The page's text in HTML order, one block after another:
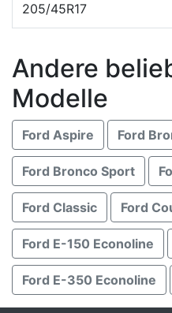
205/45R17
Andere
Modelle
Ford Aspire Ford
Ford Bronco Sport
Ford Classic Ford
Ford E-150 Econoline
Ford E-350 Econoline